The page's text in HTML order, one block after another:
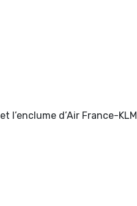
d’Air France-KLM